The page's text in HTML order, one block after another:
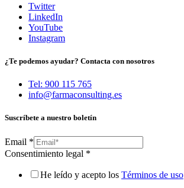
Twitter
LinkedIn
YouTube
Instagram
¿Te podemos ayudar? Contacta con nosotros
Tel: 900 115 765
info@farmaconsulting.es
Suscríbete a nuestro boletín
Email *
Consentimiento legal *
He leído y acepto los Términos de uso